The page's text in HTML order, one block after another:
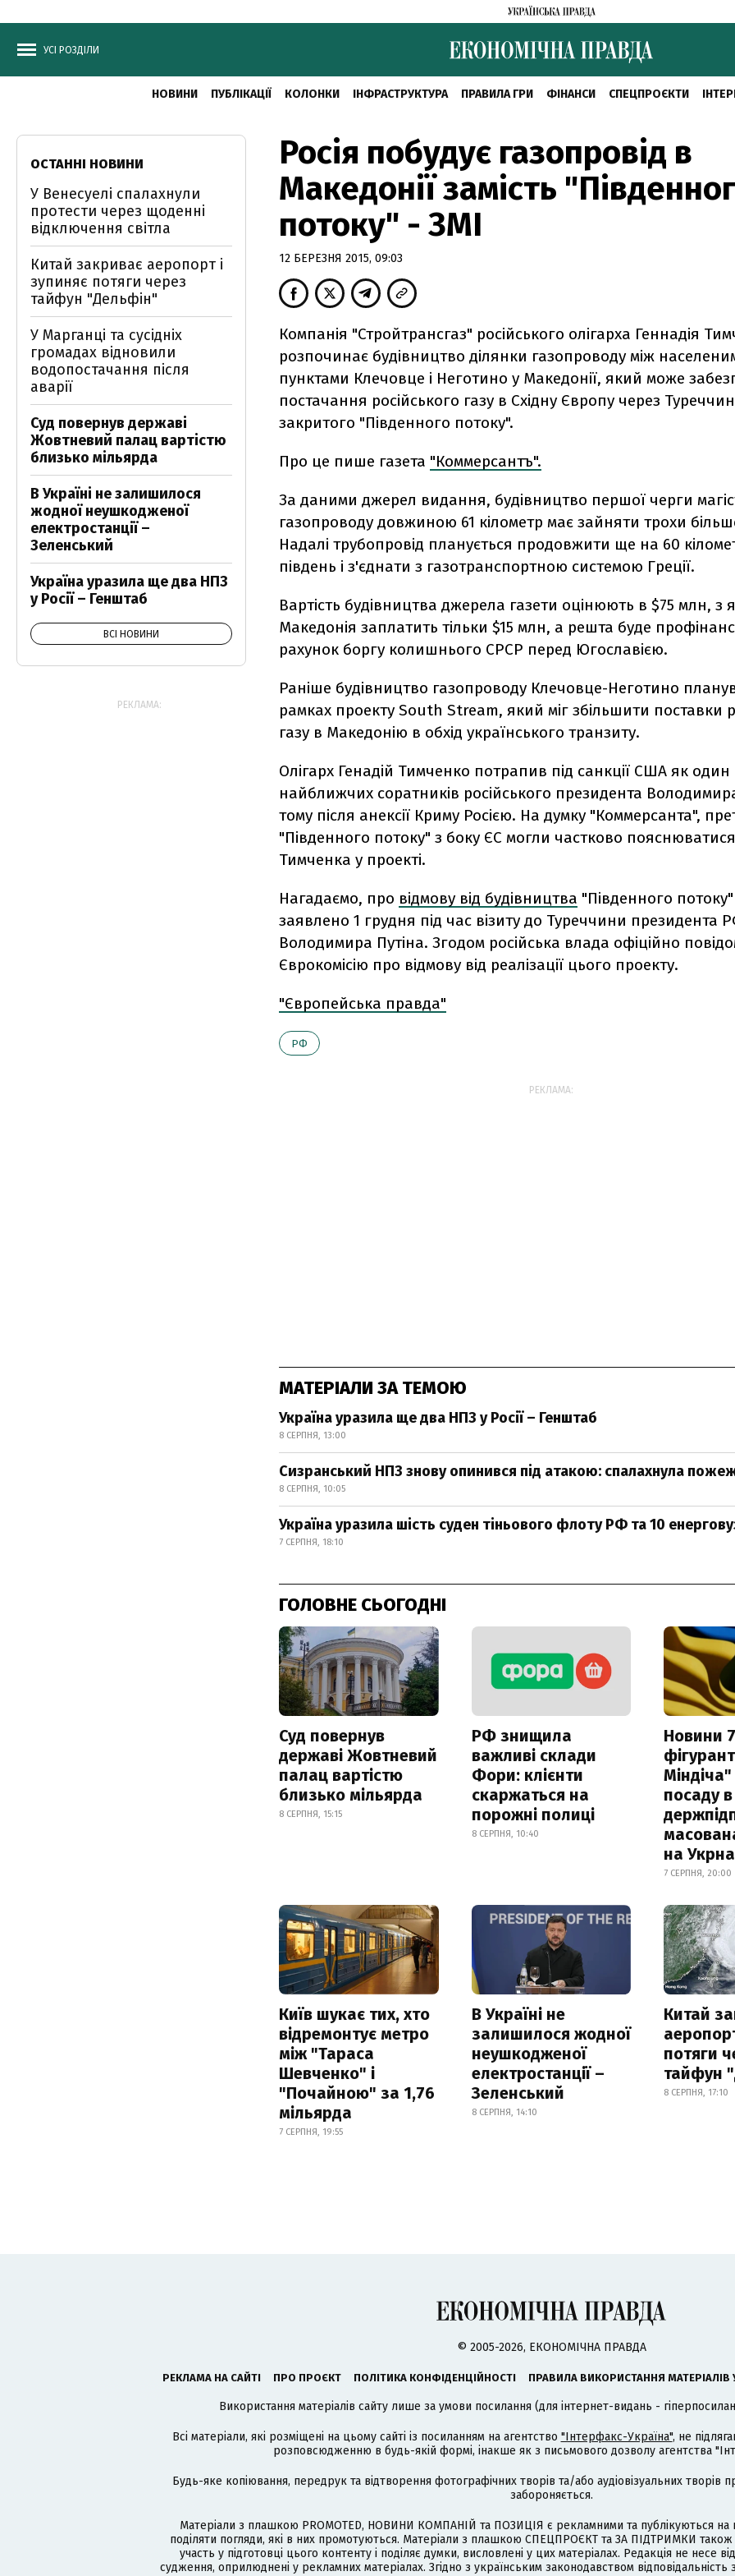
УСІ РОЗДІЛИ
НОВИНИ ПУБЛІКАЦІЇ КОЛОНКИ ІНФРАСТРУКТУРА ПРАВИЛА ГРИ ФІНАНСИ СПЕЦПРОЄКТИ
Росія побудує газопровід в
Македонії замість
потоку" - ЗМІ
12 БЕРЕЗНЯ 2015, 09:03
Компанія "Стройтрансгаз" російського олігарха Геннадія
розпочинає будівництво ділянки газопроводу між
пунктами Клечовце і Неготино у Македонії, який може
постачання російського газу в Східну Європу через
закритого "Південного потоку".
Про це пише газета "Коммерсантъ".
За даними джерел видання, будівництво першої черги
газопроводу довжиною 61 кілометр має зайняти трохи
Надалі трубопровід планується продовжити ще на 60
південь і з'єднати з газотранспортною системою Греції.
Вартість будівництва джерела газети оцінюють в $75 млн, з
Македонія заплатить тільки $15 млн, а решта буде
рахунок боргу колишнього СРСР перед Югославією.
Раніше будівництво газопроводу Клечовце-Неготино
рамках проекту South Stream, який міг збільшити поставки
газу в Македонію в обхід українського транзиту.
Олігарх Генадій Тимченко потрапив під санкції США як один
найближчих соратників російського президента
тому після анексії Криму Росією. На думку "Коммерсанта",
"Південного потоку" з боку ЄС могли частково
Тимченка у проекті.
Нагадаємо, про відмову від будівництва "Південного
заявлено 1 грудня під час візиту до Туреччини президента
Володимира Путіна. Згодом російська влада офіційно
Єврокомісію про відмову від реалізації цього проекту.
"Європейська правда"
РФ
РЕКЛАМА:
МАТЕРІАЛИ ЗА ТЕМОЮ
Україна уразила ще два НПЗ у Росії – Генштаб
8 СЕРПНЯ, 13:00
Сизранський НПЗ знову опинився під атакою: спалахнула
8 СЕРПНЯ, 10:05
Україна уразила шість суден тіньового флоту РФ та 10
7 СЕРПНЯ, 18:10
ГОЛОВНЕ СЬОГОДНІ
Суд повернув
державі Жовтневий
палац вартістю
близько мільярда
8 СЕРПНЯ, 15:15
РФ знищила
важливі склади
Фори: клієнти
скаржаться на
порожні полиці
8 СЕРПНЯ, 10:40
Новини
посаду в
на
7 СЕРПНЯ, 20:00
Київ шукає тих, хто
відремонтує метро
між "Тараса
Шевченко" і
"Почайною" за 1,76
мільярда
7 СЕРПНЯ, 19:55
В Україні не
залишилося жодної
неушкодженої
електростанції –
Зеленський
8 СЕРПНЯ, 14:10
Китай
потяги
тайфун
8 СЕРПНЯ, 17:10
ОСТАННІ НОВИНИ
У Венесуелі спалахнули
протести через щоденні
відключення світла
Китай закриває аеропорт і
зупиняє потяги через
тайфун "Дельфін"
У Марганці та сусідніх
громадах відновили
водопостачання після
аварії
Суд повернув державі
Жовтневий палац вартістю
близько мільярда
В Україні не залишилося
жодної неушкодженої
електростанції –
Зеленський
Україна уразила ще два НПЗ
у Росії – Генштаб
ВСІ НОВИНИ
РЕКЛАМА:
© 2005-2026, ЕКОНОМІЧНА ПРАВДА
РЕКЛАМА НА САЙТІ ПРО ПРОЄКТ ПОЛІТИКА КОНФІДЕНЦІЙНОСТІ ПРАВИЛА ВИКОРИСТАННЯ МАТЕРІАЛІВ
Використання матеріалів сайту лише за умови посилання (для інтернет-видань -
Всі матеріали, які розміщені на цьому сайті із посиланням на агентство "Інтерфакс-Україна", не
розповсюдженню в будь-якій формі, інакше як з письмового дозволу агентства
Будь-яке копіювання, передрук та відтворення фотографічних творів та/або аудіовізуальних
забороняється.
Матеріали з плашкою PROMOTED, НОВИНИ КОМПАНІЙ та ПОЗИЦІЯ є рекламними та публікуються на
поділяти погляди, які в них промотуються. Матеріали з плашкою СПЕЦПРОЄКТ та ЗА ПІДТРИМКИ
участь у підготовці цього контенту і поділяє думки, висловлені у цих матеріалах. Редакція не несе
судження, оприлюднені у рекламних матеріалах. Згідно з українським законодавством